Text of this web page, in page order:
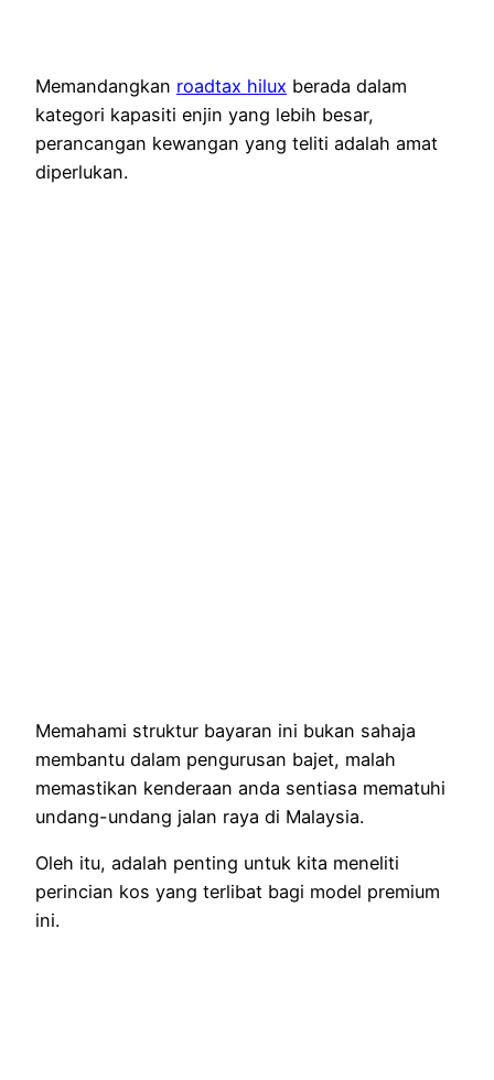
Memandangkan roadtax hilux berada dalam
kategori kapasiti enjin yang lebih besar,
perancangan kewangan yang teliti adalah amat
diperlukan.
Memahami struktur bayaran ini bukan sahaja
membantu dalam pengurusan bajet, malah
memastikan kenderaan anda sentiasa mematuhi
undang-undang jalan raya di Malaysia.
Oleh itu, adalah penting untuk kita meneliti
perincian kos yang terlibat bagi model premium
ini.